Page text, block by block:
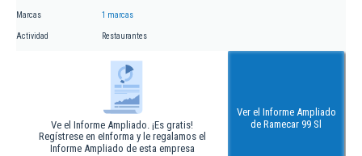
Marcas 1 marcas
Actividad Restaurantes
Ve el Informe Ampliado. ¡Es gratis!
Regístrese en eInforma y le regalamos el
Informe Ampliado de esta empresa
Ver el Informe Ampliado
de Ramecar 99 Sl